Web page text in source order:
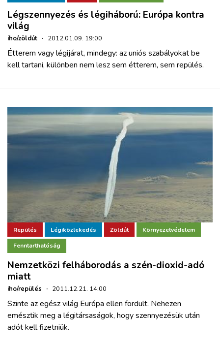
Légszennyezés és légiháború: Európa kontra
világ
iho/zöldút · 2012.01.09. 19:00
Étterem vagy légijárat, mindegy: az uniós szabályokat be
kell tartani, különben nem lesz sem étterem, sem repülés.
Repülés Légiközlekedés Zöldút Környezetvédelem
Fenntarthatóság
Nemzetközi felháborodás a szén-dioxid-adó
miatt
iho/repülés · 2011.12.21. 14:00
Szinte az egész világ Európa ellen fordult. Nehezen
emésztik meg a légitársaságok, hogy szennyezésük után
adót kell fizetniük.